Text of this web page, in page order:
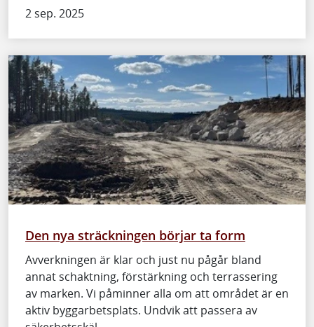
2 sep. 2025
Den nya sträckningen börjar ta form
Avverkningen är klar och just nu pågår bland
annat schaktning, förstärkning och terrassering
av marken. Vi påminner alla om att området är en
aktiv byggarbetsplats. Undvik att passera av